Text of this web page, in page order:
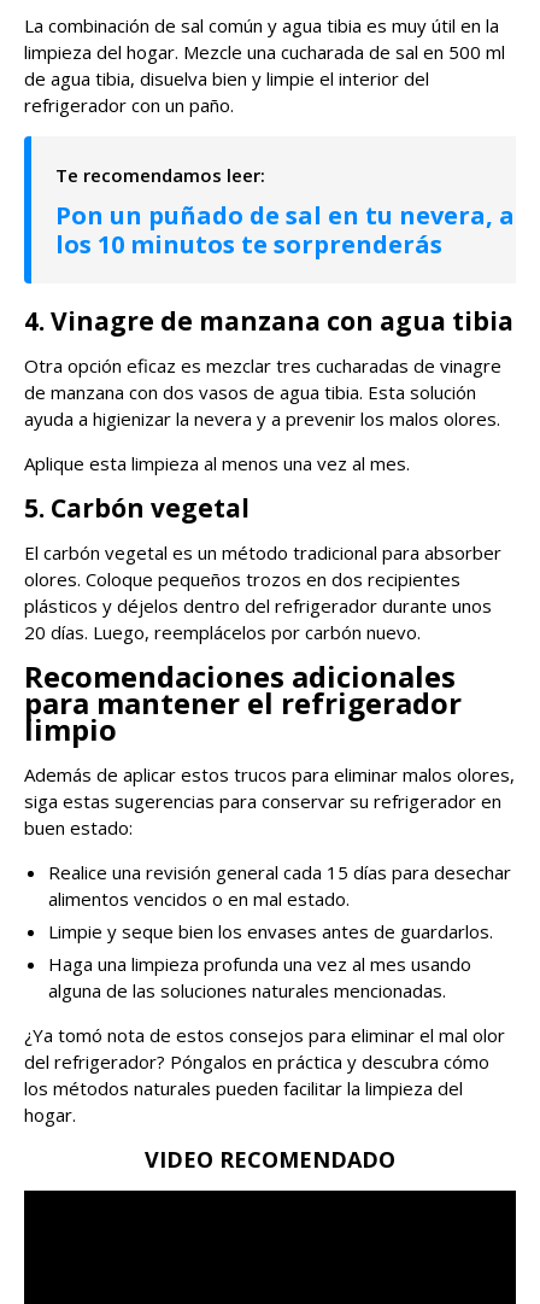
La combinación de sal común y agua tibia es muy útil en la
limpieza del hogar. Mezcle una cucharada de sal en 500 ml
de agua tibia, disuelva bien y limpie el interior del
refrigerador con un paño.
Pon un puñado de sal en tu nevera, a
los 10 minutos te sorprenderás
4. Vinagre de manzana con agua tibia
Otra opción eficaz es mezclar tres cucharadas de vinagre
de manzana con dos vasos de agua tibia. Esta solución
ayuda a higienizar la nevera y a prevenir los malos olores.
Aplique esta limpieza al menos una vez al mes.
5. Carbón vegetal
El carbón vegetal es un método tradicional para absorber
olores. Coloque pequeños trozos en dos recipientes
plásticos y déjelos dentro del refrigerador durante unos
20 días. Luego, reemplácelos por carbón nuevo.
Recomendaciones adicionales
para mantener el refrigerador
limpio
Además de aplicar estos trucos para eliminar malos olores,
siga estas sugerencias para conservar su refrigerador en
buen estado:
Realice una revisión general cada 15 días para desechar
alimentos vencidos o en mal estado.
Limpie y seque bien los envases antes de guardarlos.
Haga una limpieza profunda una vez al mes usando
alguna de las soluciones naturales mencionadas.
¿Ya tomó nota de estos consejos para eliminar el mal olor
del refrigerador? Póngalos en práctica y descubra cómo
los métodos naturales pueden facilitar la limpieza del
hogar.
VIDEO RECOMENDADO